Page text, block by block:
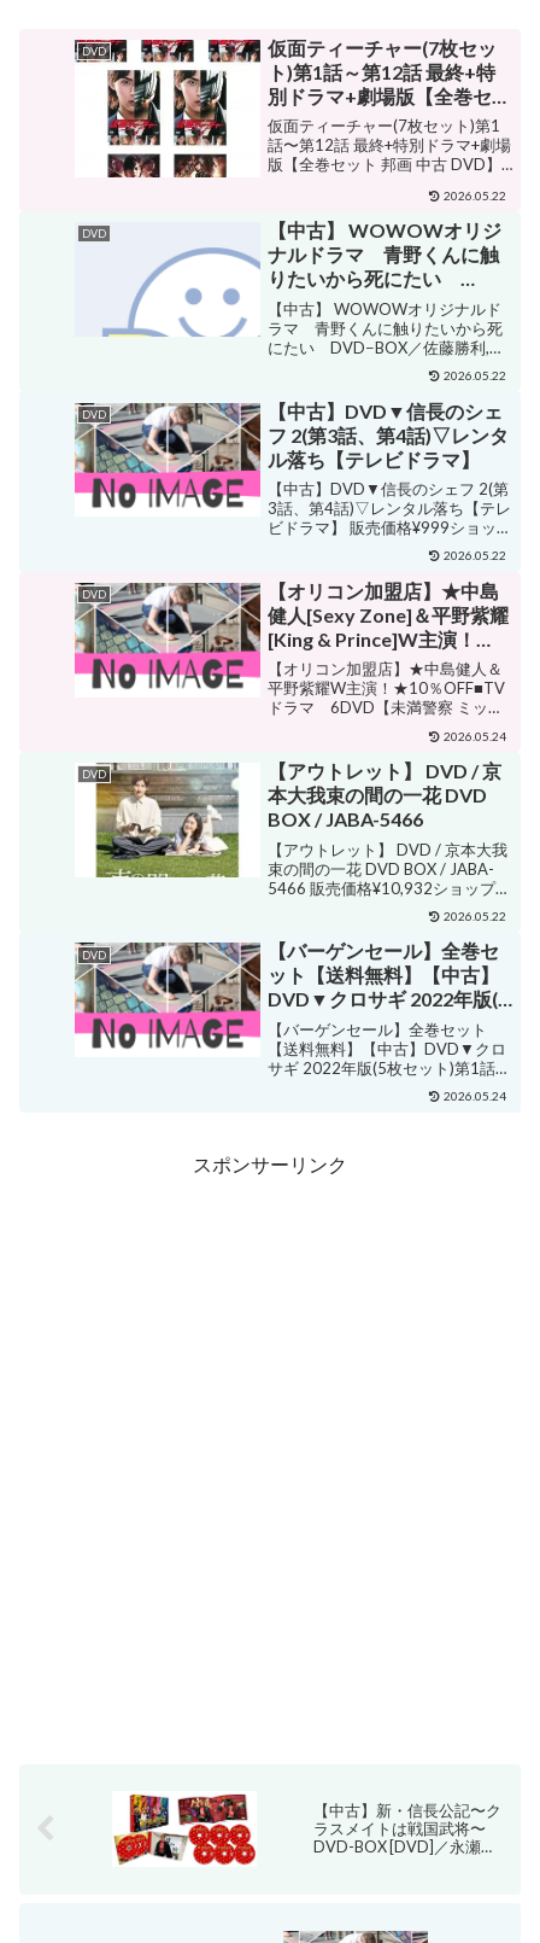
DVD
仮面ティーチャー(7枚セッ
ト)第1話～第12話 最終+特
別ドラマ+劇場版【全巻セッ
ト 邦画 中古 DVD】送料無
料 レンタル落ち
仮面ティーチャー(7枚セット)第1
話〜第12話 最終+特別ドラマ+劇場
版【全巻セット 邦画 中古 DVD】
¥2,661ショップ名バンプジャンル
その他購入する 全7巻 藤ヶ谷太輔
荒木剛太 大政絢 市村美樹...
2026.05.22
DVD
【中古】 WOWOWオリジ
ナルドラマ 青野くんに触
りたいから死にたい
DVD−BOX／佐藤勝利,高橋
ひかる,神尾楓珠,里々佳,水
沢エレナ,しゅはまはるみ,椎
作）,Tempalay（音楽）
【中古】afb
【中古】 WOWOWオリジナルド
ラマ 青野くんに触りたいから死
にたい DVD−BOX／佐藤勝利,高
橋ひかる,神尾楓珠,里々佳,水沢エ
レナ,しゅはまはるみ,椎名うみ（原
作）,Tempalay（音楽） 販売価格
¥6,050ショップ名ブックオフ ...
2026.05.22
DVD
【中古】DVD▼信長のシェ
フ 2(第3話、第4話)▽レンタ
ル落ち【テレビドラマ】
【中古】DVD▼信長のシェフ 2(第
3話、第4話)▽レンタル落ち【テレ
ビドラマ】 販売価格¥999ショップ
名DVDZAKUZAKUジャンル時代劇
購入する 追跡可能メール便発送可
(出演) 玉森裕太 志田未来 ゴリ 永瀬
廉 宇梶剛士 芦名星 ...
2026.05.22
DVD
【オリコン加盟店】★中島
健人[Sexy Zone]＆平野紫耀
[King & Prince]W主演！
★10％OFF■TVドラマ
6DVD【未満警察 ミッドナ
イトランナー DVD-BOX】
20/12/16発売【楽ギフ_包装
選択】
【オリコン加盟店】★中島健人＆
平野紫耀W主演！★10％OFF■TV
ドラマ 6DVD【未満警察 ミッド
ナイトランナー DVD-BOX】
20/12/16発売【楽ギフ_包装選
択】 販売価格¥18,810ショップ名
アットマークジュエリーMusicジ...
2026.05.24
DVD
【アウトレット】 DVD / 京
本大我束の間の一花 DVD
BOX / JABA-5466
【アウトレット】 DVD / 京本大我
束の間の一花 DVD BOX / JABA-
5466 販売価格¥10,932ショップ名
Felista玉光堂ジャンルその他購入
する アウトレット - 店頭在庫品で
す商品詳細 【DVD】発売日
2023/0...
2026.05.22
DVD
【バーゲンセール】全巻セ
ット【送料無料】【中古】
DVD▼クロサギ 2022年版(5
枚セット)第1話〜第10話 最
終 レンタル落ち ケース無
【バーゲンセール】全巻セット
【送料無料】【中古】DVD▼クロ
サギ 2022年版(5枚セット)第1話〜
第10話 最終 レンタル落ち ケース
無 販売価格¥6,027ショップ名中古
2026.05.24
スポンサーリンク
【中古】新・信長公記〜ク
ラスメイトは戦国武将〜
DVD-BOX [DVD]／永瀬